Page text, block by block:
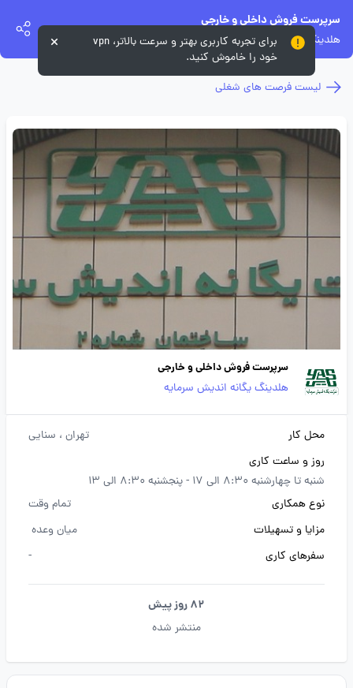
سرپرست فروش داخلی و خارجی
هلدینگ یگانه اندیش سرمایه
لیست فرصت های شغلی
سرپرست فروش داخلی و خارجی
هلدینگ یگانه اندیش سرمایه
محل کار تهران ، سنایی
روز و ساعت کاری
شنبه تا چهارشنبه 8:30 الی 17 - پنجشنبه 8:30 الی 13
نوع همکاری
تمام وقت
مزایا و تسهیلات
میان وعده
سفرهای کاری
-
82 روز پیش
منتشر شده
برای تجربه کاربری بهتر و سرعت بالاتر، vpn
خود را خاموش کنید.